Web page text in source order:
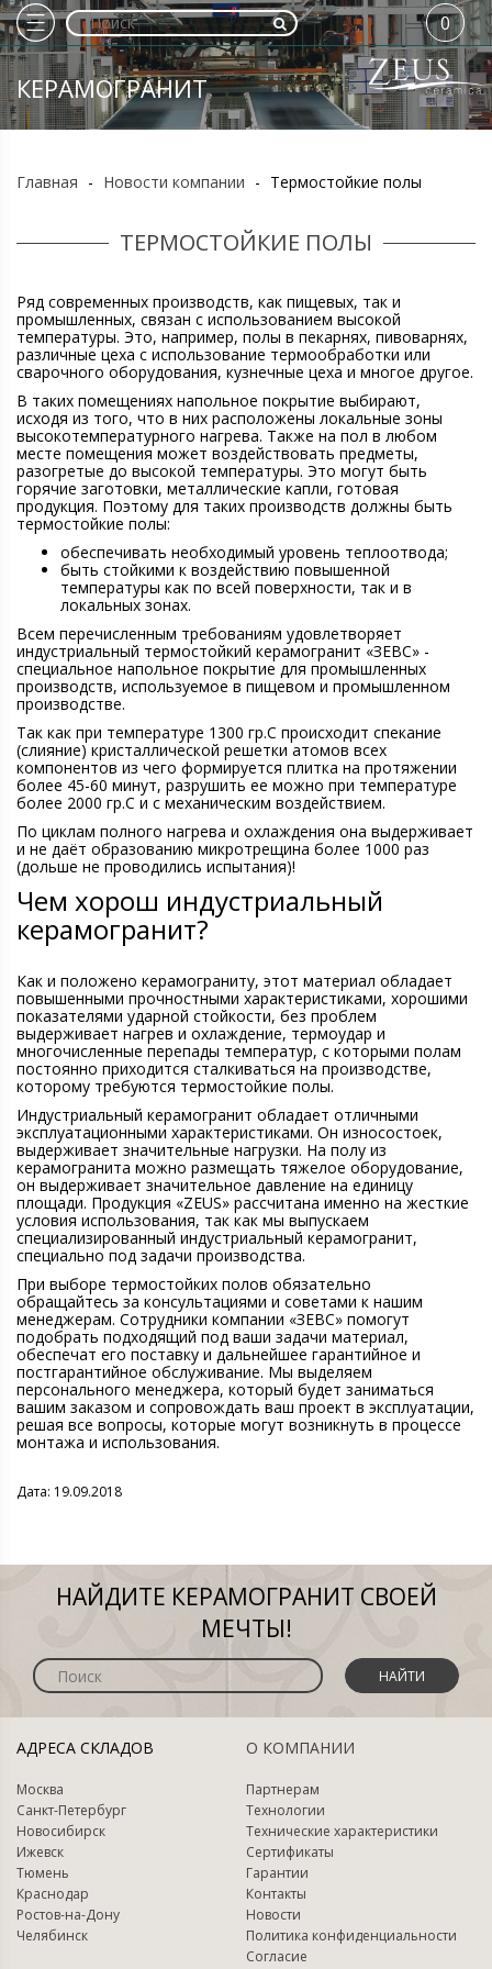
КЕРАМОГРАНИТ
0
Главная - Новости компании - Термостойкие полы
ТЕРМОСТОЙКИЕ ПОЛЫ
Ряд современных производств, как пищевых, так и
промышленных, связан с использованием высокой
температуры. Это, например, полы в пекарнях, пивоварнях,
различные цеха с использование термообработки или
сварочного оборудования, кузнечные цеха и многое другое.
В таких помещениях напольное покрытие выбирают,
исходя из того, что в них расположены локальные зоны
высокотемпературного нагрева. Также на пол в любом
месте помещения может воздействовать предметы,
разогретые до высокой температуры. Это могут быть
горячие заготовки, металлические капли, готовая
продукция. Поэтому для таких производств должны быть
термостойкие полы:
обеспечивать необходимый уровень теплоотвода;
быть стойкими к воздействию повышенной
температуры как по всей поверхности, так и в
локальных зонах.
Всем перечисленным требованиям удовлетворяет
индустриальный термостойкий керамогранит «ЗЕВС» -
специальное напольное покрытие для промышленных
производств, используемое в пищевом и промышленном
производстве.
Так как при температуре 1300 гр.С происходит спекание
(слияние) кристаллической решетки атомов всех
компонентов из чего формируется плитка на протяжении
более 45-60 минут, разрушить ее можно при температуре
более 2000 гр.С и с механическим воздействием.
По циклам полного нагрева и охлаждения она выдерживает
и не даёт образованию микротрещина более 1000 раз
(дольше не проводились испытания)!
Чем хорош индустриальный
керамогранит?
Как и положено керамограниту, этот материал обладает
повышенными прочностными характеристиками, хорошими
показателями ударной стойкости, без проблем
выдерживает нагрев и охлаждение, термоудар и
многочисленные перепады температур, с которыми полам
постоянно приходится сталкиваться на производстве,
которому требуются термостойкие полы.
Индустриальный керамогранит обладает отличными
эксплуатационными характеристиками. Он износостоек,
выдерживает значительные нагрузки. На полу из
керамогранита можно размещать тяжелое оборудование,
он выдерживает значительное давление на единицу
площади. Продукция «ZEUS» рассчитана именно на жесткие
условия использования, так как мы выпускаем
специализированный индустриальный керамогранит,
специально под задачи производства.
При выборе термостойких полов обязательно
обращайтесь за консультациями и советами к нашим
менеджерам. Сотрудники компании «ЗЕВС» помогут
подобрать подходящий под ваши задачи материал,
обеспечат его поставку и дальнейшее гарантийное и
постгарантийное обслуживание. Мы выделяем
персонального менеджера, который будет заниматься
вашим заказом и сопровождать ваш проект в эксплуатации,
решая все вопросы, которые могут возникнуть в процессе
монтажа и использования.
Дата: 19.09.2018
НАЙДИТЕ КЕРАМОГРАНИТ СВОЕЙ
МЕЧТЫ!
НАЙТИ
АДРЕСА СКЛАДОВ
Москва
Санкт-Петербург
Новосибирск
Ижевск
Тюмень
Краснодар
Ростов-на-Дону
Челябинск
О КОМПАНИИ
Партнерам
Технологии
Технические характеристики
Сертификаты
Гарантии
Контакты
Новости
Политика конфиденциальности
Согласие